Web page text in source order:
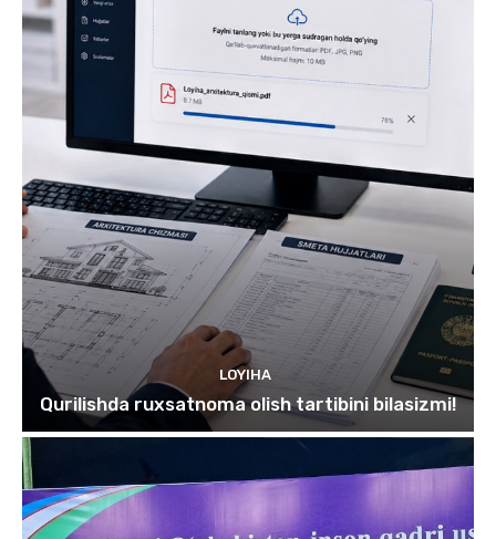
LOYIHA
Qurilishda ruxsatnoma olish tartibini bilasizmi!